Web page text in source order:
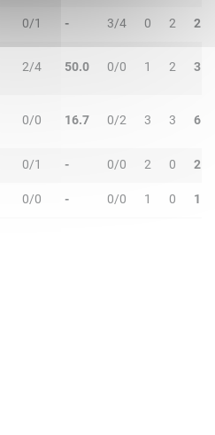
0/1 - 3/4 0 2 2
2/4 50.0 0/0 1 2 3
0/0 16.7 0/2 3 3 6
0/1 - 0/0 2 0 2
0/0 - 0/0 1 0 1